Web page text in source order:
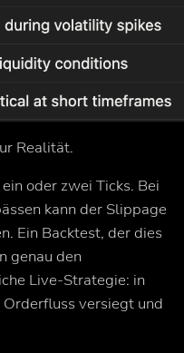
Realität.
oder zwei Ticks. Bei
kann der Slippage
Ein Backtest, der dies
genau den
Live-Strategie: in
versiegt und